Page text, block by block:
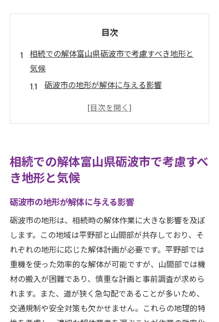
目次
相続での解体富山県砺波市で考慮すべき地形と
気候
砺波市の地形が解体に与える影響
季節ごとの気候を考慮した解体スケジュー
砺波市特有の地質が持つ影響とは
地形に応じた安全な解体方法
砺波市での相続解体法的手続きとコスト管理の
相続時の解体に必要な法的手続きとは
解体コストを最小限に抑える方法
砺波市で利用できる補助金や助成金の活用
法的手続きを効率的に進めるためのポイン
ト
解体前に知っておきたい税金対策
相続での解体富山県砺波市で考慮すべ
き地形と気候
砺波市の地形が解体に与える影響
砺波市の地形は、相続時の解体作業に大きな影響を及ぼ
します。この地域は平野部と山間部が共存しており、そ
れぞれの地形に応じた解体計画が必要です。平野部では
重機を使った効率的な解体が可能ですが、山間部では機
材の搬入が困難であり、慎重な計画と事前調査が求めら
れます。また、道が狭く急勾配であることが多いため、
交通規制や安全対策も欠かせません。これらの地理的特